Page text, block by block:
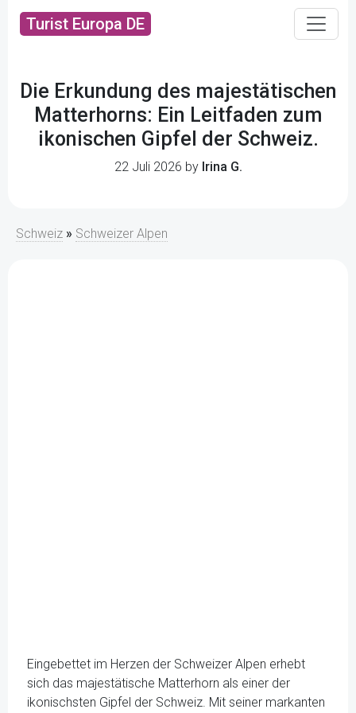
Turist Europa DE
Die Erkundung des majestätischen
Matterhorns: Ein Leitfaden zum
ikonischen Gipfel der Schweiz.
22 Juli 2026 by Irina G.
Schweiz » Schweizer Alpen
Eingebettet im Herzen der Schweizer Alpen erhebt
sich das majestätische Matterhorn als einer der
ikonischsten Gipfel der Schweiz. Mit seiner markanten